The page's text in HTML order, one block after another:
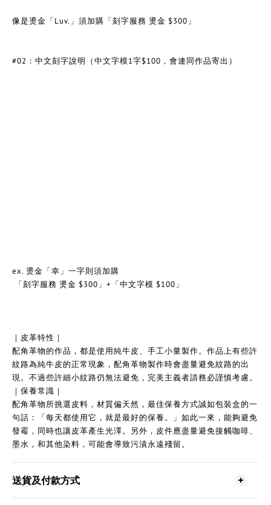
像是燙金「Luv.」須加購 「刻字服務 燙金 $300」
#02：中文刻字說明 （中文字模1字$100，會連同作品寄出 ）
ex. 燙金「幸」一字則須加購
「刻字服務 燙金 $300」+「中文字模 $100」
｜皮革特性｜
配角革物的作品，都是使用純牛皮、手工小量製作。作品上有些許
紋路為純牛皮的正常現象，配角革物製作時會盡量避免紋路的出
現。不過些許細小紋路仍無法避免，完美主義者請務必謹慎考慮。
｜保養常識｜
配角革物所挑選皮料，材質偏天然，最佳保養方式誠如包裝盒的一
句話：「每天都使用它，就是最好的保養。」如此一來，能夠避免
發霉，同時也讓皮革產生光澤。另外，皮件應盡量避免接觸咖啡、
墨水，和其他染料，可能會導致污漬永遠殘留。
送貨及付款方式